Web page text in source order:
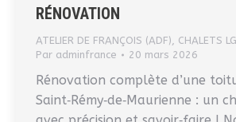
RÉNOVATION
ATELIER DE FRANÇOIS (ADF), CHALETS
Par adminfrance 20 mars 2026
Rénovation complète d’une
Saint‑Rémy‑de‑Maurienne : un